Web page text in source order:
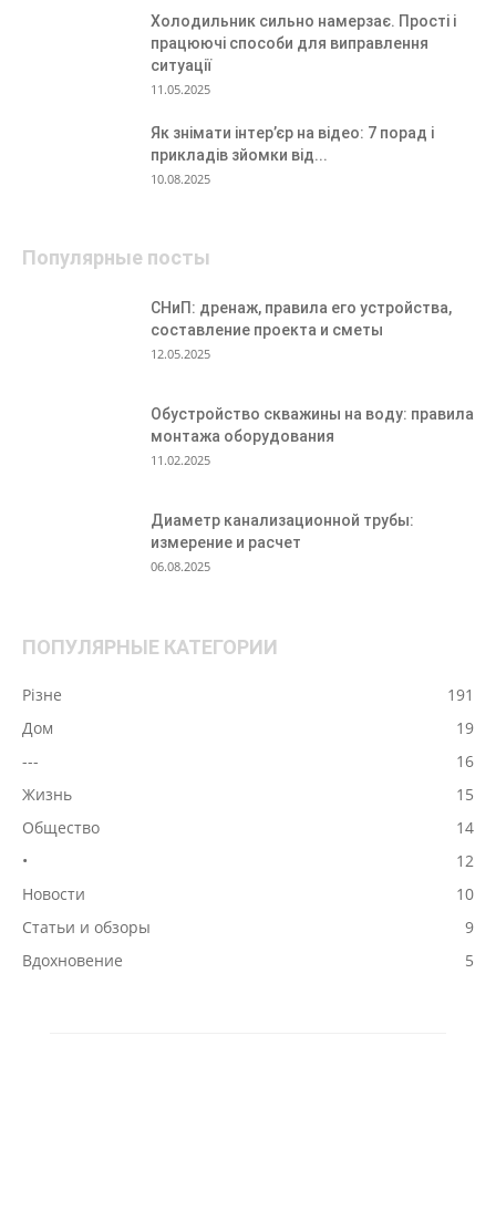
Холодильник сильно намерзає. Прості і
працюючі способи для виправлення
ситуації
11.05.2025
Як знімати інтер’єр на відео: 7 порад і
прикладів зйомки від...
10.08.2025
Популярные посты
СНиП: дренаж, правила его устройства,
составление проекта и сметы
12.05.2025
Обустройство скважины на воду: правила
монтажа оборудования
11.02.2025
Диаметр канализационной трубы:
измерение и расчет
06.08.2025
ПОПУЛЯРНЫЕ КАТЕГОРИИ
Різне
191
Дом
19
---
16
Жизнь
15
Общество
14
•
12
Новости
10
Статьи и обзоры
9
Вдохновение
5